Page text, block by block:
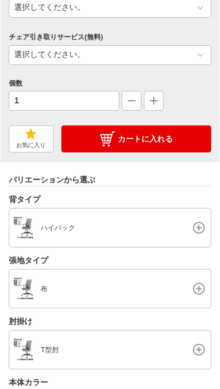
チェア引き取りサービス(無料)
個数
お気に入り
カートに入れる
バリエーションから選ぶ
背タイプ
ハイバック
張地タイプ
布
肘掛け
T型肘
本体カラー